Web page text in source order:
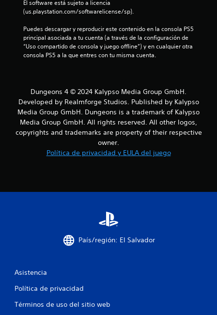
f
i
c
i
o
El software está sujeto a licencia
(us.playstation.com/softwarelicense/sp).
Puedes descargar y reproducir este contenido en la consola PS5
principal asociada a tu cuenta (a través de la configuración de
“Uso compartido de consola y juego offline”) y en cualquier otra
consola PS5 a la que entres con tu misma cuenta.
Dungeons 4 © 2024 Kalypso Media Group GmbH.
Developed by Realmforge Studios. Published by Kalypso
Media Group GmbH. Dungeons is a trademark of Kalypso
Media Group GmbH. All rights reserved. All other logos,
copyrights and trademarks are property of their respective
owner.
Política de privacidad y EULA del juego
País/región: El Salvador
Asistencia
Política de privacidad
Términos de uso del sitio web